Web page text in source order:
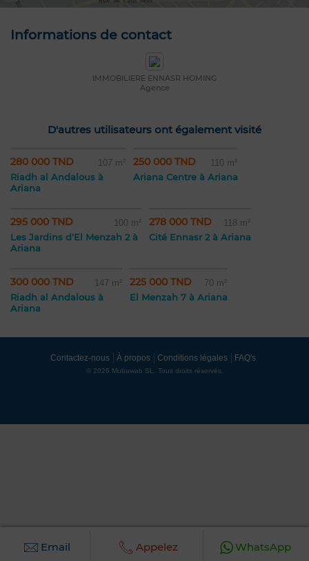
Informations de contact
IMMOBILIERE ENNASR HOMING
Agence
D'autres utilisateurs ont également visité
280 000 TND 107 m²
Riadh al Andalous à
Ariana
250 000 TND 110 m²
Ariana Centre à Ariana
295 000 TND 100 m²
Les Jardins d'El Menzah 2 à
Ariana
278 000 TND 118 m²
Cité Ennasr 2 à Ariana
300 000 TND 147 m²
Riadh al Andalous à
Ariana
225 000 TND 70 m²
El Menzah 7 à Ariana
Email Appelez WhatsApp
Contactez-nous À propos Conditions légales FAQ's
© 2026 Mubawab SL. Tous droits réservés.